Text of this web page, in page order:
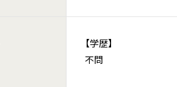
【学歴】
不問